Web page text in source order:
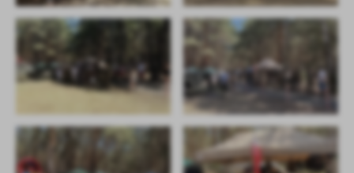
Firmy te działają w charakterze pośredników prezentujących nasze
treści w postaci wiadomości, ofert, komunikatów mediów
społecznościowych.